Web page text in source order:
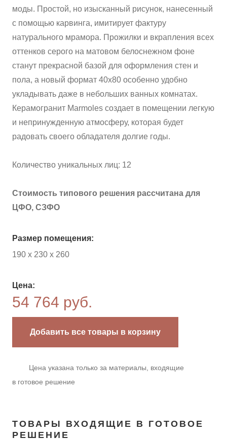
моды. Простой, но изысканный рисунок, нанесенный
с помощью карвинга, имитирует фактуру
натурального мрамора. Прожилки и вкрапления всех
оттенков серого на матовом белоснежном фоне
станут прекрасной базой для оформления стен и
пола, а новый формат 40х80 особенно удобно
укладывать даже в небольших ванных комнатах.
Керамогранит Marmoles создает в помещении легкую
и непринужденную атмосферу, которая будет
радовать своего обладателя долгие годы.
Количество уникальных лиц: 12
Стоимость типового решения рассчитана для
ЦФО, СЗФО
Размер помещения:
190 х 230 х 260
Цена:
54 764 руб.
Добавить все товары в корзину
Цена указана только за материалы, входящие
в готовое решение
ТОВАРЫ ВХОДЯЩИЕ В ГОТОВОЕ
РЕШЕНИЕ